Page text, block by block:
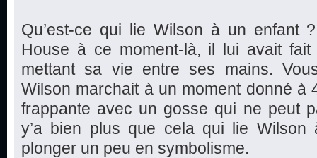
Qu’est-ce qui lie Wilson à un enfant
House à ce moment-là, il lui avait
mettant sa vie entre ses mains.
Wilson marchait à un moment donné à
frappante avec un gosse qui ne peut
y’a bien plus que cela qui lie
plonger un peu en symbolisme.